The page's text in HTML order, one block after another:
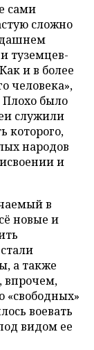
сами
сложно
туземцев-
и в более
человека»,
было
служили
которого,
народов
и
в
новые и
а также
впрочем,
«свободных»
воевать
видом ее